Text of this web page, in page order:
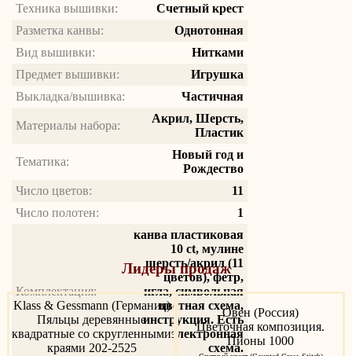
Техника вышивки:
Счетный крест
Разметка канвы:
Однотонная
Вид вышивки:
Нитками
Предмет вышивки:
Игрушка
Выкладка/вышивка:
Частичная
Материалы набора:
Акрил, Шерсть,
Пластик
Тематика:
Новый год и
Рождество
Число цветов:
11
Число полотен:
1
Комплектация:
канва пластиковая
10 ct, мулине
шерсть/акрил (11
цветов), фетр,
игла, символьная
цветная схема,
инструкция. Есть
электронная
схема.
Лидеры продаж
Klass & Gessmann (Германия)
Пяльцы деревянные
квадратные со скругленными
краями 202-2525
Овен (Россия)
Цветочная композиция.
Пионы 1000